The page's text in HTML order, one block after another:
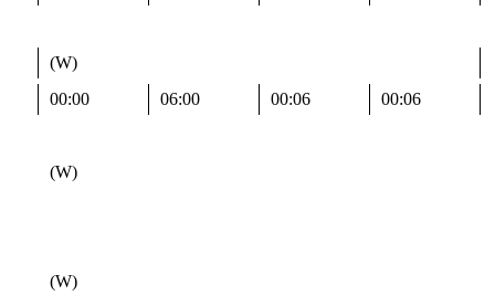
(W)
00:00 06:00 00:06 00:06
(W)
(W)